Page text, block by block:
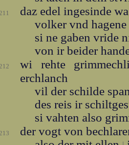
daz edel ingesinde
volker vnd hagene
si ne gaben vride
von ir beider
wi rehte
erchlanch
vil der schilde
des reis ir
si vahten also
der vogt von